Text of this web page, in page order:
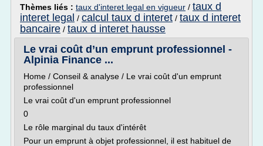
Thèmes liés : taux d'interet legal en vigueur / taux d
interet legal / calcul taux d interet / taux d interet
bancaire / taux d interet hausse
Le vrai coût d’un emprunt professionnel -
Alpinia Finance ...
Home / Conseil & analyse / Le vrai coût d'un emprunt
professionnel
Le vrai coût d'un emprunt professionnel
0
Le rôle marginal du taux d'intérêt
Pour un emprunt à objet professionnel, il est habituel de